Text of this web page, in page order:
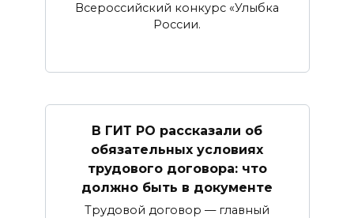
Всероссийский конкурс «Улыбка
России.
В ГИТ РО рассказали об
обязательных условиях
трудового договора: что
должно быть в документе
Трудовой договор — главный